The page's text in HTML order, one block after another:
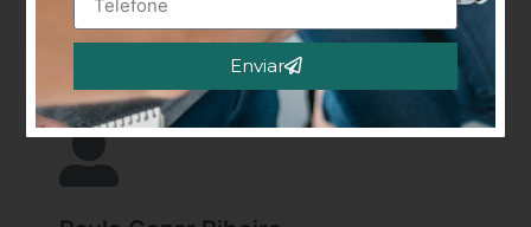
Enviar
Alternative: